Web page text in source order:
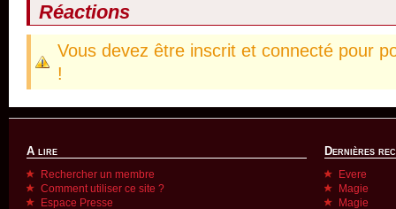
Réactions
Vous devez être inscrit et connecté pour
!
A lire
Rechercher un membre
Comment utiliser ce site ?
Espace Presse
Dernières
Evere
Magie
Magie